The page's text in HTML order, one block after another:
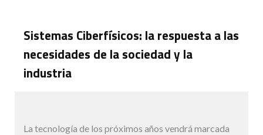
Sistemas Ciberfísicos: la respuesta a las
necesidades de la sociedad y la
industria
La tecnología de los próximos años vendrá marcada